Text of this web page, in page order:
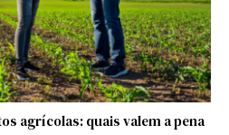
agrícolas: quais valem a pena